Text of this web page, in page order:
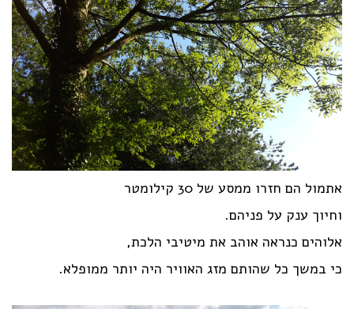
אתמול הם חזרו ממסע של 30 קילומטר
וחיוך ענק על פניהם.
אלוהים כנראה אוהב את מיטיבי הלכת,
כי במשך כל שהותם מזג האוויר היה יותר ממופלא.